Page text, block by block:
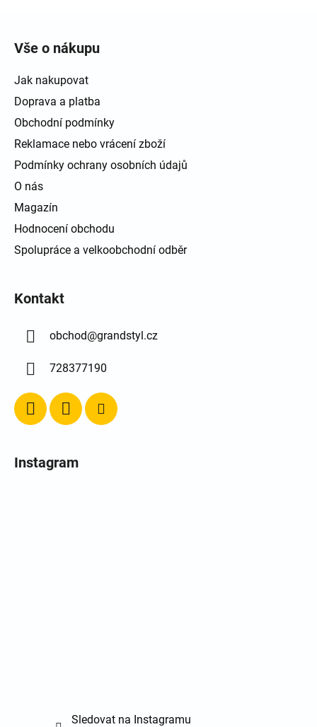
Vše o nákupu
Jak nakupovat
Doprava a platba
Obchodní podmínky
Reklamace nebo vrácení zboží
Podmínky ochrany osobních údajů
O nás
Magazín
Hodnocení obchodu
Spolupráce a velkoobchodní odběr
Kontakt
obchod@grandstyl.cz
728377190
Instagram
Sledovat na Instagramu